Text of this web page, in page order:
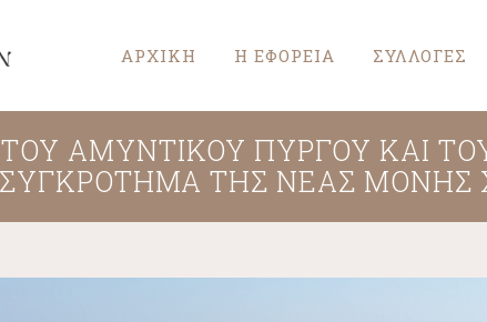
ΑΡΧΙΚΗ Η ΕΦΟΡΕΙΑ ΣΥΛΛΟΓΕΣ
ΑΜΥΝΤΙΚΟΎ ΠΎΡΓΟΥ ΚΑΙ
ΤΗΣ ΝΈΑΣ ΜΟΝΉΣ